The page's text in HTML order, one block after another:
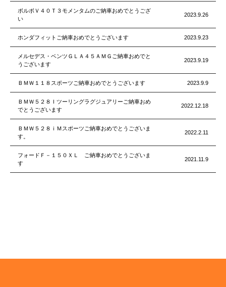
ボルボＶ４０Ｔ３モメンタムのご納車おめでとうござ
い
2023.9.26
ホンダフィットご納車おめでとうございます 2023.9.23
メルセデス・ベンツＧＬＡ４５ＡＭＧご納車おめでと
うございます
2023.9.19
ＢＭＷ１１８スポーツご納車おめでとうございます 2023.9.9
ＢＭＷ５２８Ｉツーリングラグジュアリーご納車おめ
でとうございます
2022.12.18
ＢＭＷ５２８ｉＭスポーツご納車おめでとうございま
す。
2022.2.11
フォードＦ－１５０ＸＬ ご納車おめでとうございま
す
2021.11.9